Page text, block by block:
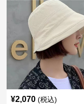
¥2,070 (税込)